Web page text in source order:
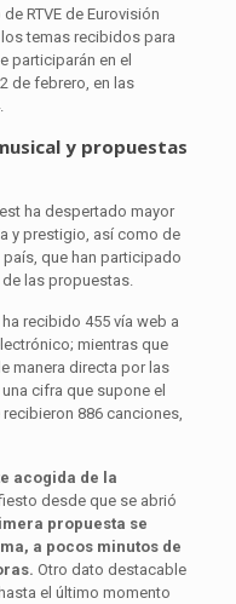
RTVE de Eurovisión
temas recibidos para
participarán en el
de febrero, en las
y propuestas
ha despertado mayor
y prestigio, así como de
que han participado
las propuestas.
recibido 455 vía web a
mientras que
manera directa por las
cifra que supone el
886 canciones,
acogida de la
desde que se abrió
propuesta se
a pocos minutos de
Otro dato destacable
el último momento